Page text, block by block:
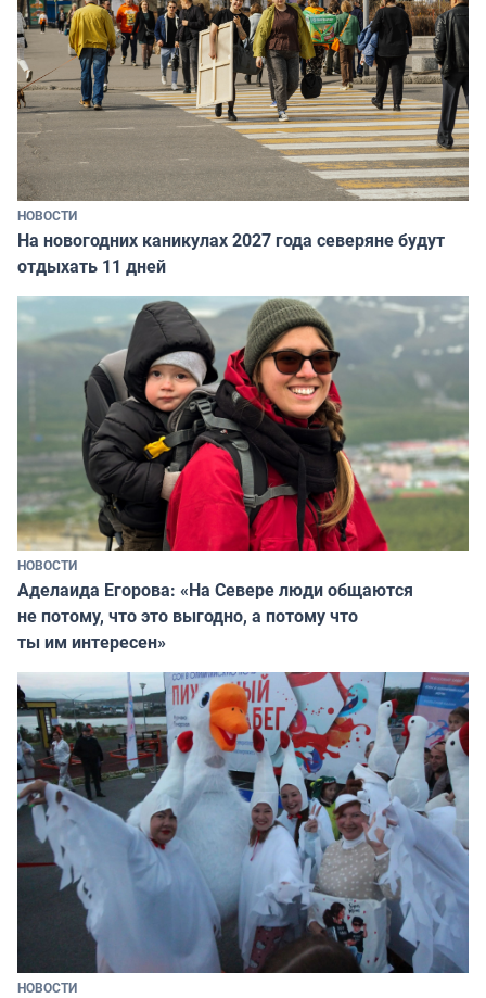
НОВОСТИ
На новогодних каникулах 2027 года северяне будут
отдыхать 11 дней
НОВОСТИ
Аделаида Егорова: «На Севере люди общаются
не потому, что это выгодно, а потому что
ты им интересен»
НОВОСТИ